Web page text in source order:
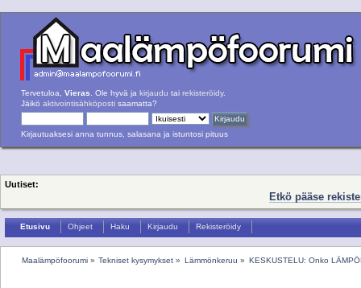
Tervetuloa, Vieras . Ole hyvä ja kirjaudu tai rekisteröidy.
Jäikö aktivointisähköposti saamatta?
Kirjautuaksesi anna tunnus, salasana ja istuntosi pituus
Uutiset:
Etkö pääse
Etusivu Ohjeet Haku Kirjaudu Rekisteröidy
Maalämpöfoorumi» Tekniset kysymykset » Lämmönkeruu » KESKUSTELU: Onko